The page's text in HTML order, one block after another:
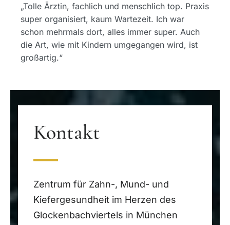
„Tolle Ärztin, fachlich und menschlich top. Praxis
super organisiert, kaum Wartezeit. Ich war
schon mehrmals dort, alles immer super. Auch
die Art, wie mit Kindern umgegangen wird, ist
großartig.“
Kontakt
Zentrum für Zahn-, Mund- und
Kiefergesundheit im Herzen des
Glockenbachviertels in München